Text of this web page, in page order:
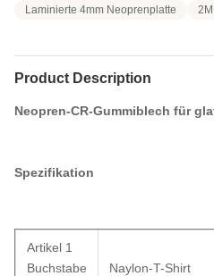
Laminierte 4mm Neoprenplatte
Product Description
Neopren-CR-Gummiblech für
Spezifikation
Artikel 1
Buchstabe
Naylon-T-Shirt